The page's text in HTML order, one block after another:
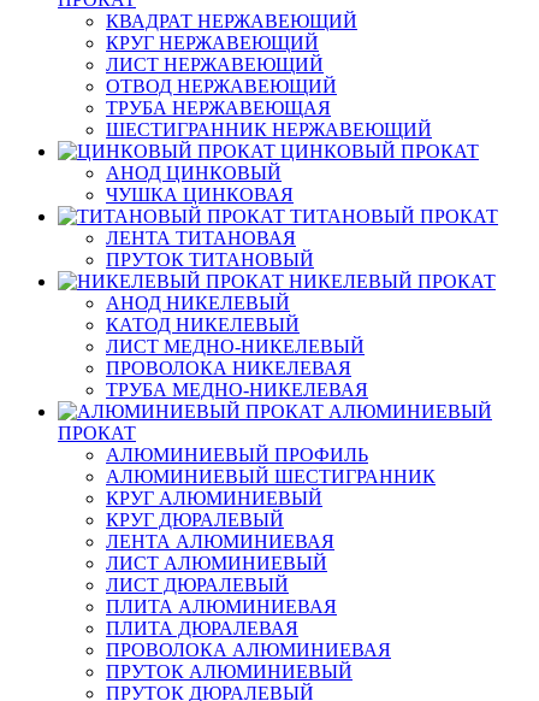
КВАДРАТ НЕРЖАВЕЮЩИЙ
КРУГ НЕРЖАВЕЮЩИЙ
ЛИСТ НЕРЖАВЕЮЩИЙ
ОТВОД НЕРЖАВЕЮЩИЙ
ТРУБА НЕРЖАВЕЮЩАЯ
ШЕСТИГРАННИК НЕРЖАВЕЮЩИЙ
ЦИНКОВЫЙ ПРОКАТ
АНОД ЦИНКОВЫЙ
ЧУШКА ЦИНКОВАЯ
ТИТАНОВЫЙ ПРОКАТ
ЛЕНТА ТИТАНОВАЯ
ПРУТОК ТИТАНОВЫЙ
НИКЕЛЕВЫЙ ПРОКАТ
АНОД НИКЕЛЕВЫЙ
КАТОД НИКЕЛЕВЫЙ
ЛИСТ МЕДНО-НИКЕЛЕВЫЙ
ПРОВОЛОКА НИКЕЛЕВАЯ
ТРУБА МЕДНО-НИКЕЛЕВАЯ
АЛЮМИНИЕВЫЙ
ПРОКАТ
АЛЮМИНИЕВЫЙ ПРОФИЛЬ
АЛЮМИНИЕВЫЙ ШЕСТИГРАННИК
КРУГ АЛЮМИНИЕВЫЙ
КРУГ ДЮРАЛЕВЫЙ
ЛЕНТА АЛЮМИНИЕВАЯ
ЛИСТ АЛЮМИНИЕВЫЙ
ЛИСТ ДЮРАЛЕВЫЙ
ПЛИТА АЛЮМИНИЕВАЯ
ПЛИТА ДЮРАЛЕВАЯ
ПРОВОЛОКА АЛЮМИНИЕВАЯ
ПРУТОК АЛЮМИНИЕВЫЙ
ПРУТОК ДЮРАЛЕВЫЙ